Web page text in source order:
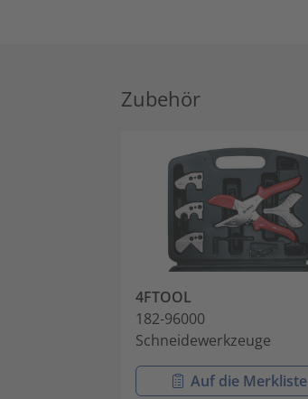
Zubehör
4FTOOL
182-96000
Schneidewerkzeuge
Auf die Merkliste